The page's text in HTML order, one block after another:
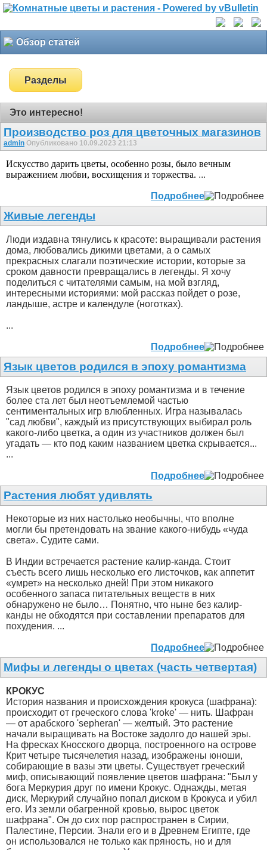
Обзор статей
Разделы
Это интересно!
Производство роз для цветочных магазинов
admin Опубликовано 10.09.2023 21:13
Искусство дарить цветы, особенно розы, было вечным
выражением любви, восхищения и торжества. ...
Подробнее
Живые легенды
Люди издавна тянулись к красоте: выращивали растения
дома, любовались дикими цветами, а о самых
прекрасных слагали поэтические истории, которые за
сроком давности превращались в легенды. Я хочу
поделиться с читателями самым, на мой взгляд,
интересными историями: мой рассказ пойдет о розе,
ландыше, астре и календуле (ноготках).
...
Подробнее
Язык цветов родился в эпоху романтизма
Язык цветов родился в эпоху романтизма и в течение
более ста лет был неотъемлемой частью
сентиментальных игр влюбленных. Игра называлась
"сад любви", каждый из присутствующих выбирал роль
какого-либо цветка, а один из участников должен был
угадать — кто под каким названием цветка скрывается...
...
Подробнее
Растения любят удивлять
Некоторые из них настолько необычны, что вполне
могли бы претендовать на звание какого-нибудь «чуда
света». Судите сами.
В Индии встречается растение калир-канда. Стоит
съесть всего лишь несколько его листочков, как аппетит
«умрет» на несколько дней! При этом никакого
особенного запаса питательных веществ в них
обнаружено не было… Понятно, что ныне без калир-
канды не обходятся при составлении препаратов для
похудения. ...
Подробнее
Мифы и легенды о цветах (часть четвертая)
КРОКУС
История названия и происхождения крокуса (шафрана):
происходит от греческого слова 'kroke' — нить. Шафран
— от арабского 'sepheran' — желтый. Это растение
начали выращивать на Востоке задолго до нашей эры.
На фресках Кносского дворца, построенного на острове
Крит четыре тысячелетия назад, изображены юноши,
собирающие в вазы эти цветы. Существует греческий
миф, описывающий появление цветов шафрана: "Был у
бога Меркурия друг по имени Крокус. Однажды, метая
диск, Меркурий случайно попал диском в Крокуса и убил
его. Из земли обагренной кровью, вырос цветок
шафрана". Он до сих пор распространен в Сирии,
Палестине, Персии. Знали его и в Древнем Египте, где
он использовался не только как пряность, но и для